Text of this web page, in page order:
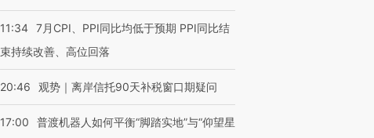
11:34 7月CPI、PPI同比均低于预期 PPI同比结
束持续改善、高位回落
20:46 观势｜离岸信托90天补税窗口期疑问
17:00
普渡机器人如何平衡“脚踏实地”与“仰望星